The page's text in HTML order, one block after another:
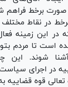
صورت برخط
در نقاط
در این زمینه
است تا مردم
شوند. این
در اجرای
قوه قضاییه